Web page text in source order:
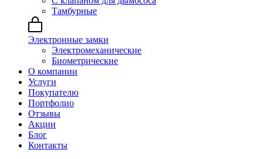
Тамбурные
Электронные замки
Электромеханические
Биометрические
О компании
Услуги
Покупателю
Портфолио
Отзывы
Акции
Блог
Контакты